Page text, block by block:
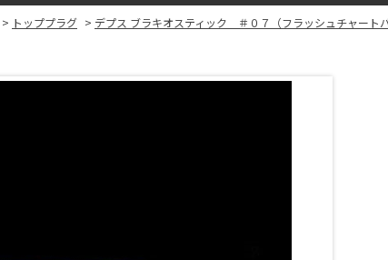
> トッププラグ > デプス ブラキオスティック ＃０７（フラッシュチャートバ